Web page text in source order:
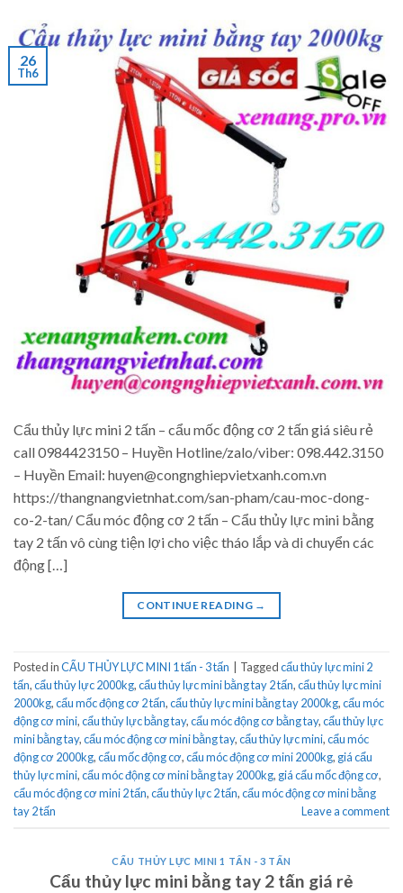
26
Th6
Cẩu thủy lực mini 2 tấn – cẩu mốc động cơ 2 tấn giá siêu rẻ
call 0984423150 – Huyền Hotline/zalo/viber: 098.442.3150
– Huyền Email: huyen@congnghiepvietxanh.com.vn
https://thangnangvietnhat.com/san-pham/cau-moc-dong-
co-2-tan/ Cẩu móc động cơ 2 tấn – Cẩu thủy lực mini bằng
tay 2 tấn vô cùng tiện lợi cho việc tháo lắp và di chuyển các
động […]
CONTINUE READING →
Posted inCẨU THỦY LỰC MINI 1 tấn - 3 tấn Taggedcẩu thủy lực mini 2
tấn,cẩu thủy lực 2000kg,cẩu thủy lực mini bằng tay 2 tấn,cẩu thủy lực mini
2000kg,cẩu mốc động cơ 2 tấn,cẩu thủy lực mini bằng tay 2000kg,cẩu móc
động cơ mini,cẩu thủy lực bằng tay,cẩu móc động cơ bằng tay,cẩu thủy lực
mini bằng tay,cẩu móc động cơ mini bằng tay,cẩu thủy lực mini,cẩu móc
động cơ 2000kg,cẩu mốc động cơ,cẩu móc động cơ mini 2000kg, giá cẩu
thủy lực mini,cẩu móc động cơ mini bằng tay 2000kg, giá cẩu mốc động cơ,
cẩu móc động cơ mini 2 tấn,cẩu thủy lực 2 tấn,cẩu móc động cơ mini bằng
tay 2 tấn
Leave a comment
CẨU THỦY LỰC MINI 1 TẤN - 3 TẤN
Cẩu thủy lực mini bằng tay 2 tấn giá rẻ